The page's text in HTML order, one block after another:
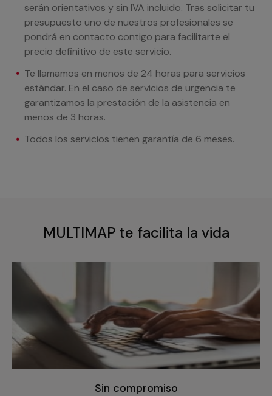
serán orientativos y sin IVA incluido. Tras solicitar tu
presupuesto uno de nuestros profesionales se
pondrá en contacto contigo para facilitarte el
precio definitivo de este servicio.
Te llamamos en menos de 24 horas para servicios
estándar. En el caso de servicios de urgencia te
garantizamos la prestación de la asistencia en
menos de 3 horas.
Todos los servicios tienen garantía de 6 meses.
MULTIMAP te facilita la vida
Sin compromiso